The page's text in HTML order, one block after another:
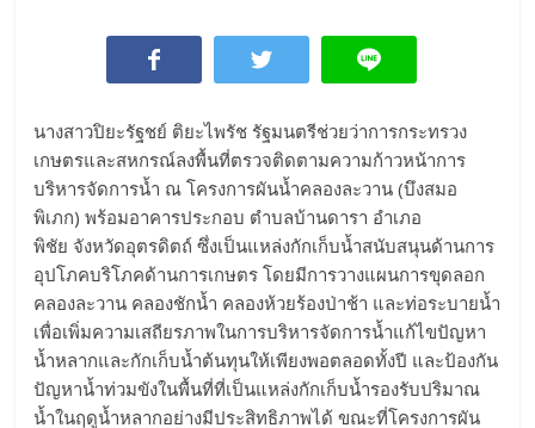
นางสาวปิยะรัฐชย์ ติยะไพรัช รัฐมนตรีช่วยว่าการกระทรวง
เกษตรและสหกรณ์ลงพื้นที่ตรวจติดตามความก้าวหน้าการ
บริหารจัดการน้ำ ณ โครงการผันน้ำคลองละวาน (บึงสมอ
พิเภก) พร้อมอาคารประกอบ ตำบลบ้านดารา อำเภอ
พิชัย จังหวัดอุตรดิตถ์ ซึ่งเป็นแหล่งกักเก็บน้ำสนับสนุนด้านการ
อุปโภคบริโภคด้านการเกษตร โดยมีการวางแผนการขุดลอก
คลองละวาน คลองชักน้ำ คลองห้วยร้องป่าช้า และท่อระบายน้ำ
เพื่อเพิ่มความเสถียรภาพในการบริหารจัดการน้ำแก้ไขปัญหา
น้ำหลากและกักเก็บน้ำต้นทุนให้เพียงพอตลอดทั้งปี และป้องกัน
ปัญหาน้ำท่วมขังในพื้นที่ที่เป็นแหล่งกักเก็บน้ำรองรับปริมาณ
น้ำในฤดูน้ำหลากอย่างมีประสิทธิภาพได้ ขณะที่โครงการผัน